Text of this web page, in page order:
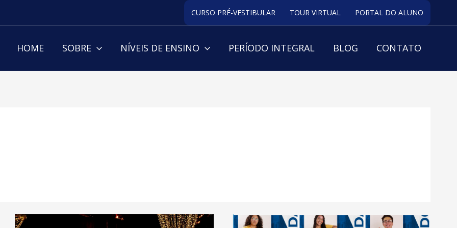
CURSO PRÉ-VESTIBULAR TOUR VIRTUAL PORTAL DO ALUNO
HOME SOBRE NÍVEIS DE ENSINO PERÍODO INTEGRAL BLOG CONTATO
Conheça